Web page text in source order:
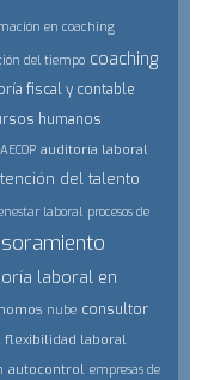
en coaching
del tiempo coaching
fiscal y contable
humanos
AECOP auditoría laboral
del talento
laboral procesos de
laboral en
nube consultor
flexibilidad laboral
autocontrol empresas de